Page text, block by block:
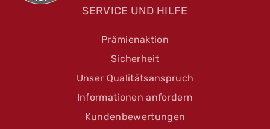
SERVICE UND HILFE
Prämienaktion
Sicherheit
Unser Qualitätsanspruch
Informationen anfordern
Kundenbewertungen